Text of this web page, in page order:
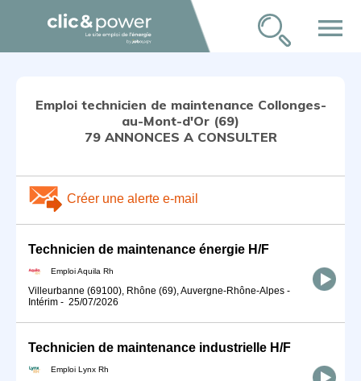
menu
Emploi technicien de maintenance Collonges-
au-Mont-d'Or (69)
79 ANNONCES A CONSULTER
Créer une alerte e-mail
Technicien de maintenance énergie H/F
Emploi Aquila Rh
Villeurbanne (69100), Rhône (69), Auvergne-Rhône-Alpes -
Intérim - 25/07/2026
Technicien de maintenance industrielle H/F
Emploi Lynx Rh